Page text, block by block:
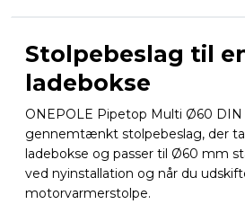
Stolpebeslag til
ladebokse
ONEPOLE Pipetop Multi Ø60
gennemtænkt stolpebeslag, der
ladebokse og passer til Ø60 mm
ved nyinstallation og når du
motorvarmerstolpe.